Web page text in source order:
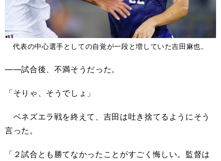
代表の中心選手としての自覚が一段と増していた吉田麻也。
――試合後、不満そうだった。
「そりゃ、そうでしょ」
ベネズエラ戦を終えて、吉田は吐き捨てるようにそう
言った。
「２試合とも勝てなかったことがすごく悔しい。監督は